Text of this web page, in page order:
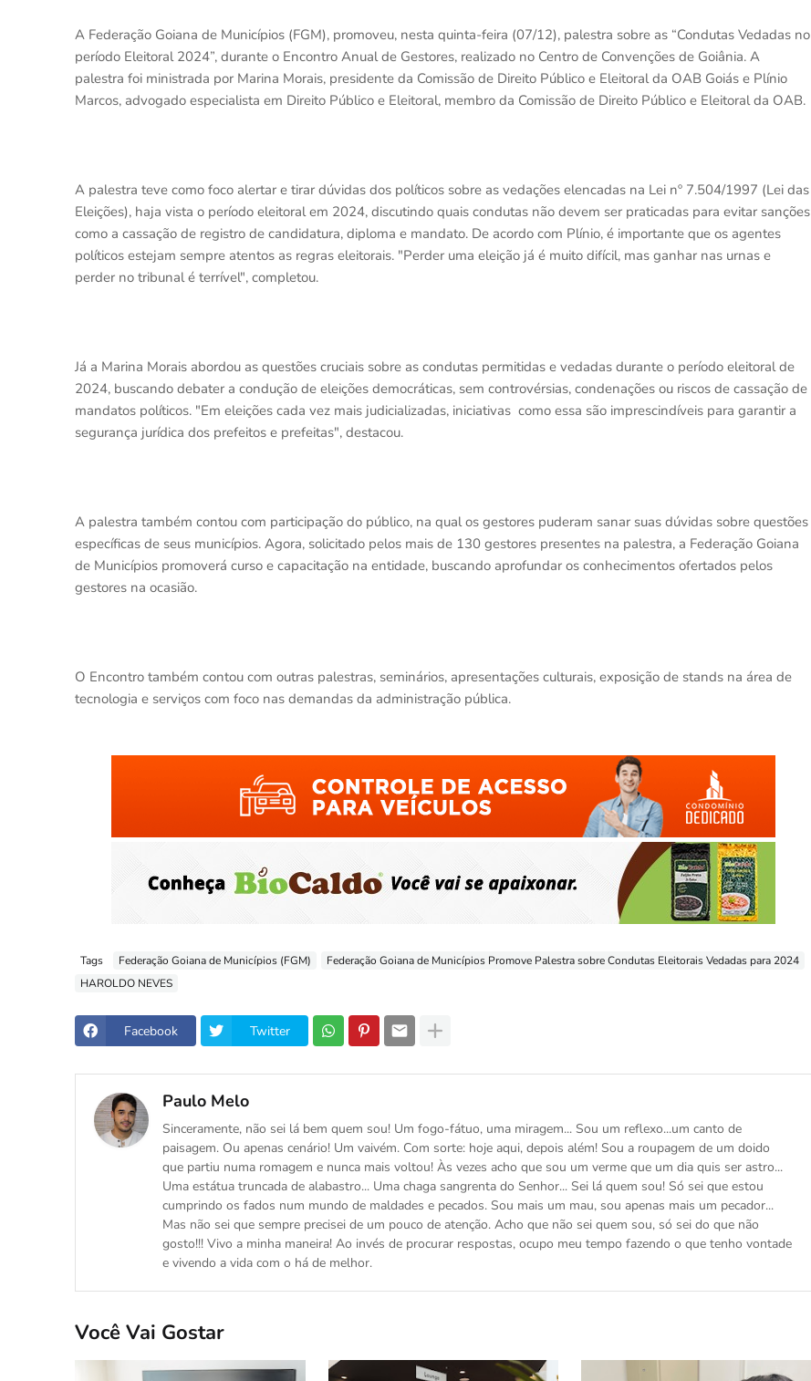
A Federação Goiana de Municípios (FGM), promoveu, nesta quinta-feira (07/12), palestra sobre as “Condutas Vedadas no
período Eleitoral 2024”, durante o Encontro Anual de Gestores, realizado no Centro de Convenções de Goiânia. A
palestra foi ministrada por Marina Morais, presidente da Comissão de Direito Público e Eleitoral da OAB Goiás e Plínio
Marcos, advogado especialista em Direito Público e Eleitoral, membro da Comissão de Direito Público e Eleitoral da OAB.
A palestra teve como foco alertar e tirar dúvidas dos políticos sobre as vedações elencadas na Lei nº 7.504/1997 (Lei das
Eleições), haja vista o período eleitoral em 2024, discutindo quais condutas não devem ser praticadas para evitar sanções
como a cassação de registro de candidatura, diploma e mandato. De acordo com Plínio, é importante que os agentes
políticos estejam sempre atentos as regras eleitorais. "Perder uma eleição já é muito difícil, mas ganhar nas urnas e
perder no tribunal é terrível", completou.
Já a Marina Morais abordou as questões cruciais sobre as condutas permitidas e vedadas durante o período eleitoral de
2024, buscando debater a condução de eleições democráticas, sem controvérsias, condenações ou riscos de cassação de
mandatos políticos. "Em eleições cada vez mais judicializadas, iniciativas como essa são imprescindíveis para garantir a
segurança jurídica dos prefeitos e prefeitas", destacou.
A palestra também contou com participação do público, na qual os gestores puderam sanar suas dúvidas sobre questões
específicas de seus municípios. Agora, solicitado pelos mais de 130 gestores presentes na palestra, a Federação Goiana
de Municípios promoverá curso e capacitação na entidade, buscando aprofundar os conhecimentos ofertados pelos
gestores na ocasião.
O Encontro também contou com outras palestras, seminários, apresentações culturais, exposição de stands na área de
tecnologia e serviços com foco nas demandas da administração pública.
Tags Federação Goiana de Municípios (FGM)
Federação Goiana de Municípios Promove Palestra sobre Condutas Eleitorais Vedadas para 2024
HAROLDO NEVES
Facebook Twitter
Paulo Melo
Sinceramente, não sei lá bem quem sou! Um fogo-fátuo, uma miragem... Sou um reflexo...um canto de
paisagem. Ou apenas cenário! Um vaivém. Com sorte: hoje aqui, depois além! Sou a roupagem de um doido
que partiu numa romagem e nunca mais voltou! Às vezes acho que sou um verme que um dia quis ser astro...
Uma estátua truncada de alabastro... Uma chaga sangrenta do Senhor... Sei lá quem sou! Só sei que estou
cumprindo os fados num mundo de maldades e pecados. Sou mais um mau, sou apenas mais um pecador...
Mas não sei que sempre precisei de um pouco de atenção. Acho que não sei quem sou, só sei do que não
gosto!!! Vivo a minha maneira! Ao invés de procurar respostas, ocupo meu tempo fazendo o que tenho vontade
e vivendo a vida com o há de melhor.
Você Vai Gostar